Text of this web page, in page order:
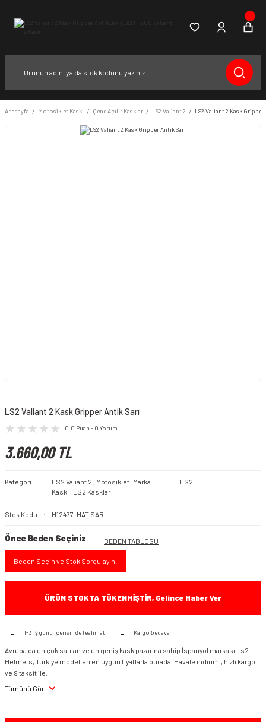
Anasayfa Motosiklet Kaskı Çene Açılır Kasklar LS2 Valiant 2 LS2 Valiant 2 Kask Gripper
LS2 Valiant 2 Kask Gripper Antik Sarı
0.0 Puan - 0 Yorum
3.660,00 TL
Kategori LS2 Valiant 2 , Motosiklet
Kaskı , LS2 Kasklar
Marka LS2
Stok Kodu M12477-MAT SARI
Önce Beden Seçiniz BEDEN TABLOSU
Beden Seçin ve Stok Sorgulayın!
ÜRÜN STOKTA TÜKENMİŞTİR, Gelince Haber Ver
1-3 iş günü içerisinde teslimat Kargo bedava
Avrupa da en çok satılan ve en geniş kask pazarına sahip İspanyol markası Ls2
Helmets, Türkiye modelleri en uygun fiyatlarla burada! Havale indirimi, hızlı kargo
ve 9 taksit ile.
Tümünü Gör